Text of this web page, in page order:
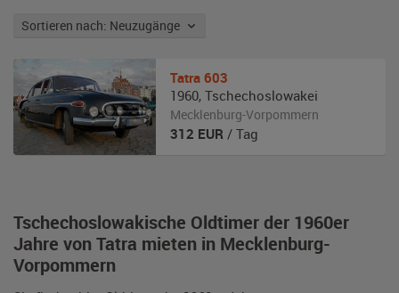
Sortieren nach: Neuzugänge
Tschechoslowakische Oldtimer der 1960er
Jahre von Tatra mieten in Mecklenburg-
Vorpommern
Tatra 603
1960, Tschechoslowakei
Mecklenburg-Vorpommern
312 EUR / Tag